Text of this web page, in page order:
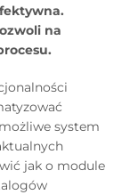
na
system
jak o module